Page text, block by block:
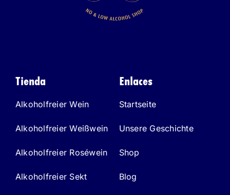
Tienda
Alkoholfreier Wein
Alkoholfreier Weißwein
Alkoholfreier Roséwein
Alkoholfreier Sekt
Enlaces
Startseite
Unsere Geschichte
Shop
Blog